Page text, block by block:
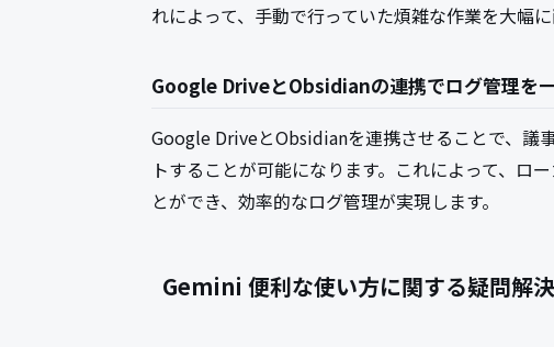
れによって、手動で行っていた煩雑な作業を大幅
Google DriveとObsidianの連携でログ管理を
Google DriveとObsidianを連携させることで、議
トすることが可能になります。これによって、ロ
とができ、効率的なログ管理が実現します。
Gemini 便利な使い方に関する疑問解決